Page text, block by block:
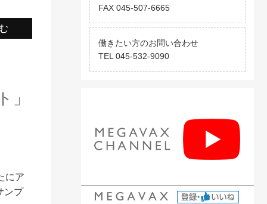
」
にア
ンプ
FAX 045-507-6665
働きたい方のお問い合わせ
TEL 045-532-9090